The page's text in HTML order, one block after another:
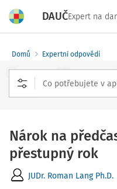
DAUČExpert na
Domů Expertní odpovědi
Nárok na
přestupný rok
JUDr. Roman Lang Ph.D.